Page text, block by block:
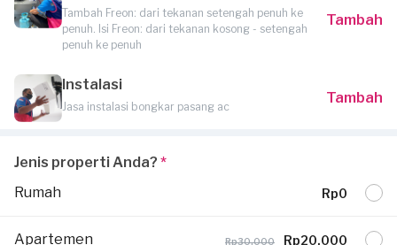
Tambah Freon: dari tekanan setengah penuh ke
penuh. Isi Freon: dari tekanan kosong - setengah
penuh ke penuh
Tambah
Instalasi
Jasa instalasi bongkar pasang ac
Tambah
Jenis properti Anda? *
Rumah
Rp0
Apartemen Rp30.000 Rp20.000